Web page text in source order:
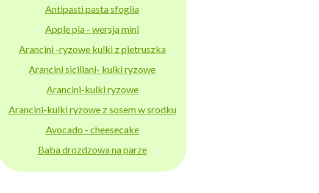
Antipasti pasta sfoglia
Apple pia - wersja mini
Arancini -ryzowe kulki z pietruszka
Arancini siciliani- kulki ryzowe
Arancini-kulki ryzowe
Arancini-kulki ryzowe z sosem w srodku
Avocado - cheesecake
Baba drozdzowa na parze